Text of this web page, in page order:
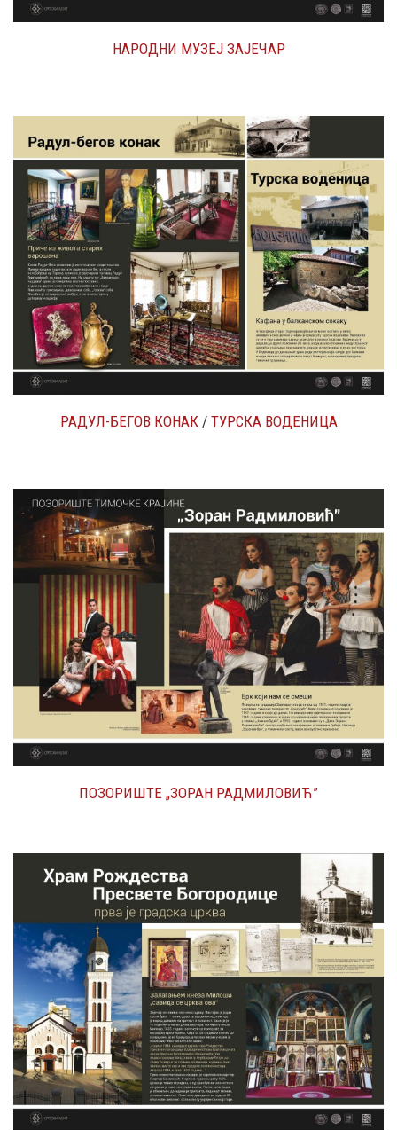
НАРОДНИ МУЗЕЈ ЗАЈЕЧАР
РАДУЛ-БЕГОВ КОНАК / ТУРСКА ВОДЕНИЦА
ПОЗОРИШТЕ „ЗОРАН РАДМИЛОВИЋ”